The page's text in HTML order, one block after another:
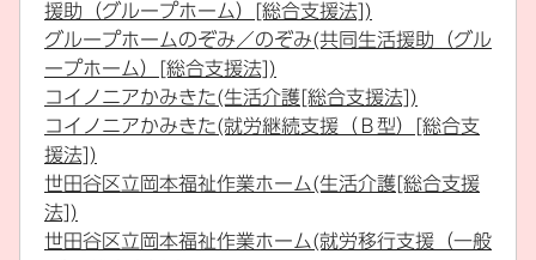
援助（グループホーム）[総合支援法])
グループホームのぞみ／のぞみ(共同生活援助（グル
ープホーム）[総合支援法])
コイノニアかみきた(生活介護[総合支援法])
コイノニアかみきた(就労継続支援（Ｂ型）[総合支
援法])
世田谷区立岡本福祉作業ホーム(生活介護[総合支援
法])
世田谷区立岡本福祉作業ホーム(就労移行支援（一般